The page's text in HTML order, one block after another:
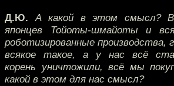
Д.Ю. А какой в этом смысл?
японцев Тойоты-шмайоты и
роботизированные производства,
всякое такое, а у нас всё
корень уничтожили, всё мы
какой в этом для нас смысл?